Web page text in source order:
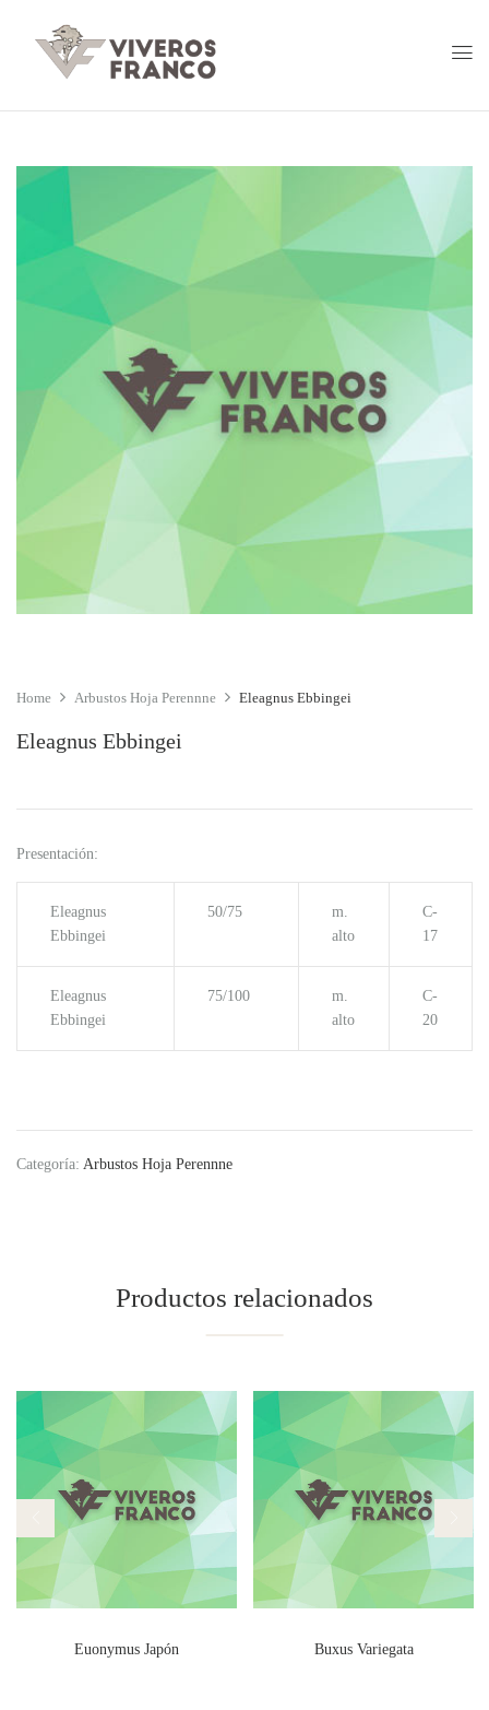
Home Arbustos Hoja Perennne Eleagnus Ebbingei
Eleagnus Ebbingei
Presentación:
Eleagnus
Ebbingei
50/75
m.
alto
C-
17
Eleagnus
Ebbingei
75/100
m.
alto
C-
20
Categoría: Arbustos Hoja Perennne
Productos relacionados
Euonymus Japón Buxus Variegata